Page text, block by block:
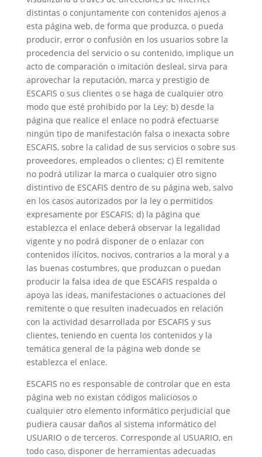
distintas o conjuntamente con contenidos ajenos a
esta página web, de forma que produzca, o pueda
producir, error o confusión en los usuarios sobre la
procedencia del servicio o su contenido, implique un
acto de comparación o imitación desleal, sirva para
aprovechar la reputación, marca y prestigio de
ESCAFIS o sus clientes o se haga de cualquier otro
modo que esté prohibido por la Ley; b) desde la
página que realice el enlace no podrá efectuarse
ningún tipo de manifestación falsa o inexacta sobre
ESCAFIS, sobre la calidad de sus servicios o sobre sus
proveedores, empleados o clientes; c) El remitente
no podrá utilizar la marca o cualquier otro signo
distintivo de ESCAFIS dentro de su página web, salvo
en los casos autorizados por la ley o permitidos
expresamente por ESCAFIS; d) la página que
establezca el enlace deberá observar la legalidad
vigente y no podrá disponer de o enlazar con
contenidos ilícitos, nocivos, contrarios a la moral y a
las buenas costumbres, que produzcan o puedan
producir la falsa idea de que ESCAFIS respalda o
apoya las ideas, manifestaciones o actuaciones del
remitente o que resulten inadecuados en relación
con la actividad desarrollada por ESCAFIS y sus
clientes, teniendo en cuenta los contenidos y la
temática general de la página web donde se
establezca el enlace.
ESCAFIS no es responsable de controlar que en esta
página web no existan códigos maliciosos o
cualquier otro elemento informático perjudicial que
pudiera causar daños al sistema informático del
USUARIO o de terceros. Corresponde al USUARIO, en
todo caso, disponer de herramientas adecuadas